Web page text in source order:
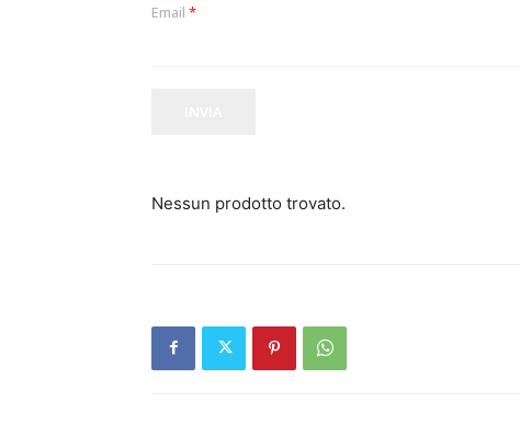
Email *
Nessun prodotto trovato.